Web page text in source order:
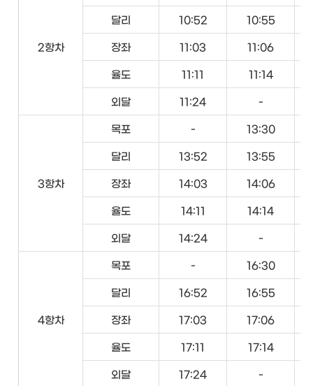
2항차
달리 10:52 10:55
장좌 11:03 11:06
율도 11:11 11:14
외달 11:24 -
3항차
목포 - 13:30
달리 13:52 13:55
장좌 14:03 14:06
율도 14:11 14:14
외달 14:24 -
4항차
목포 - 16:30
달리 16:52 16:55
장좌 17:03 17:06
율도 17:11 17:14
외달 17:24 -